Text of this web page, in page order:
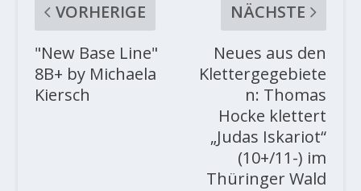
VORHERIGE
"New Base Line"
8B+ by Michaela
Kiersch
NÄCHSTE
Neues aus den
Klettergegebiete
n: Thomas
Hocke klettert
„Judas Iskariot“
(10+/11-) im
Thüringer Wald